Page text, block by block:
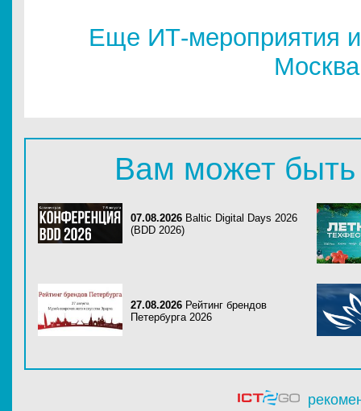
Еще ИТ-мероприятия
Москва
Вам может быть
07.08.2026 Baltic Digital Days 2026
(BDD 2026)
27.08.2026 Рейтинг брендов
Петербурга 2026